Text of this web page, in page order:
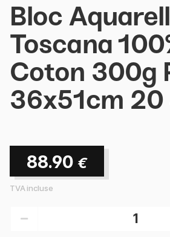
Bloc
Toscana
Coton 300g
36x51cm 20
88.90 €
TVA incluse